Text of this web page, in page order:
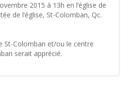
2015 à 13h en l’église de
de l’église, St-Colomban, Qc.
St-Colomban et/ou le centre
serait apprécié.